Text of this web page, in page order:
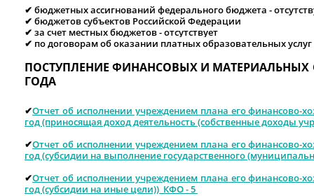
✔︎ бюджетных ассигнований федерального бюджета -
✔︎ бюджетов субъектов Российской Федерации
✔︎ за счет местных бюджетов - отсутствует
✔︎ по договорам об оказании платных образовательных услуг
ПОСТУПЛЕНИЕ ФИНАНСОВЫХ И
ГОДА
✔︎Отчет об исполнении учреждением плана его финансово-
год (приносящая доход деятельность (собственные доходы
✔︎Отчет об исполнении учреждением плана его финансово-
год (субсидии на выполнение государственного
✔︎Отчет об исполнении учреждением плана его финансово-
год (субсидии на иные цели)) КФО - 5